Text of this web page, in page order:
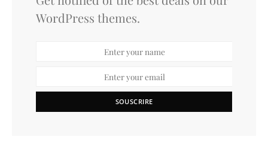
WordPress themes.
SOUSCRIRE